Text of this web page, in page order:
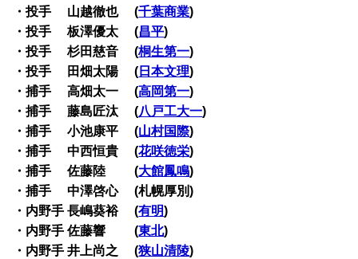
・投手 山越徹也 (千葉商業)
・投手 板澤優太 (昌平)
・投手 杉田慈音 (桐生第一)
・投手 田畑太陽 ( 日本文理)
・捕手 高畑太一 (高岡第一)
・捕手 藤島匠汰 (八戸工大一)
・捕手 小池康平 (山村国際)
・捕手 中西恒貴 (花咲徳栄)
・捕手 佐藤陸 (大館鳳鳴)
・捕手 中澤啓心 (札幌厚別)
・内野手 長嶋葵裕 (有明)
・内野手 佐藤響 (東北)
・内野手 井上尚之 (狭山清陵)